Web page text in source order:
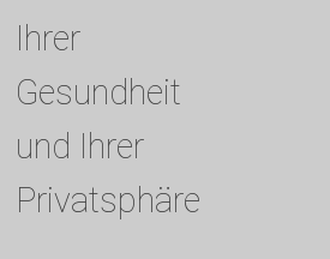
Ihrer
Gesundheit
und Ihrer
Privatsphäre